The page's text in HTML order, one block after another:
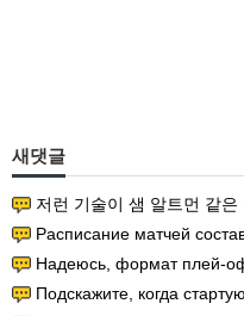
새댓글
저런 기술이 샘 알트먼 같은 철학이
Расписание матчей составлено
Надеюсь, формат плей-офф не
Подскажите, когда стартуют